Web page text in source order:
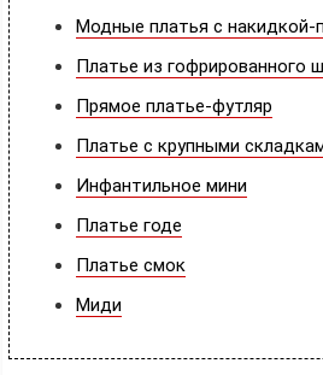
Модные платья с накидкой-
Платье из гофрированного
Прямое платье-футляр
Платье с крупными
Инфантильное мини
Платье годе
Платье смок
Миди